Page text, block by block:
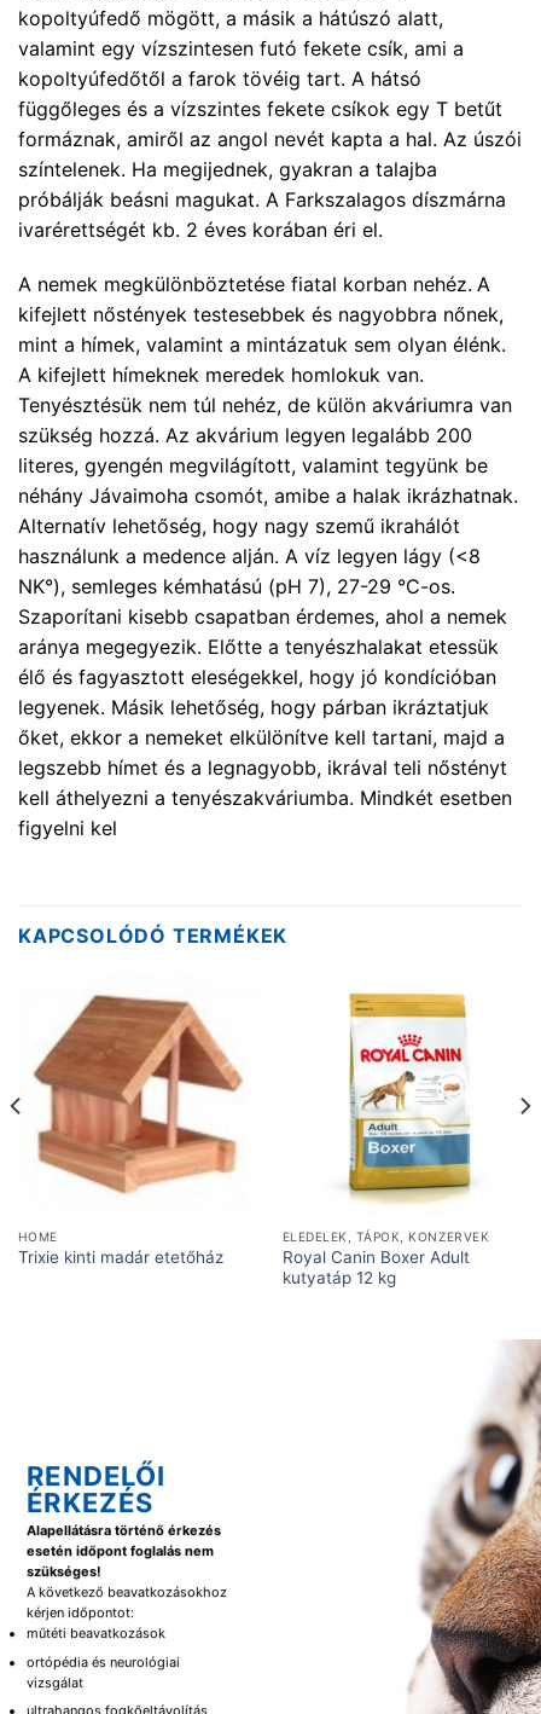
kopoltyúfedő mögött, a másik a hátúszó alatt,
valamint egy vízszintesen futó fekete csík, ami a
kopoltyúfedőtől a farok tövéig tart. A hátsó
függőleges és a vízszintes fekete csíkok egy T betűt
formáznak, amiről az angol nevét kapta a hal. Az úszói
színtelenek. Ha megijednek, gyakran a talajba
próbálják beásni magukat. A Farkszalagos díszmárna
ivarérettségét kb. 2 éves korában éri el.
A nemek megkülönböztetése fiatal korban nehéz. A
kifejlett nőstények testesebbek és nagyobbra nőnek,
mint a hímek, valamint a mintázatuk sem olyan élénk.
A kifejlett hímeknek meredek homlokuk van.
Tenyésztésük nem túl nehéz, de külön akváriumra van
szükség hozzá. Az akvárium legyen legalább 200
literes, gyengén megvilágított, valamint tegyünk be
néhány Jávaimoha csomót, amibe a halak ikrázhatnak.
Alternatív lehetőség, hogy nagy szemű ikrahálót
használunk a medence alján. A víz legyen lágy (<8
NK°), semleges kémhatású (pH 7), 27-29 °C-os.
Szaporítani kisebb csapatban érdemes, ahol a nemek
aránya megegyezik. Előtte a tenyészhalakat etessük
élő és fagyasztott eleségekkel, hogy jó kondícióban
legyenek. Másik lehetőség, hogy párban ikráztatjuk
őket, ekkor a nemeket elkülönítve kell tartani, majd a
legszebb hímet és a legnagyobb, ikrával teli nőstényt
kell áthelyezni a tenyészakváriumba. Mindkét esetben
figyelni kel
KAPCSOLÓDÓ TERMÉKEK
HOME
Trixie kinti madár etetőház
ELEDELEK, TÁPOK, KONZERVEK
Royal Canin Boxer Adult
kutyatáp 12 kg
RENDELŐI
ÉRKEZÉS
Alapellátásra történő érkezés
esetén időpont foglalás nem
szükséges!
A következő beavatkozásokhoz
kérjen időpontot:
műtéti beavatkozások
ortópédia és neurológiai
vizsgálat